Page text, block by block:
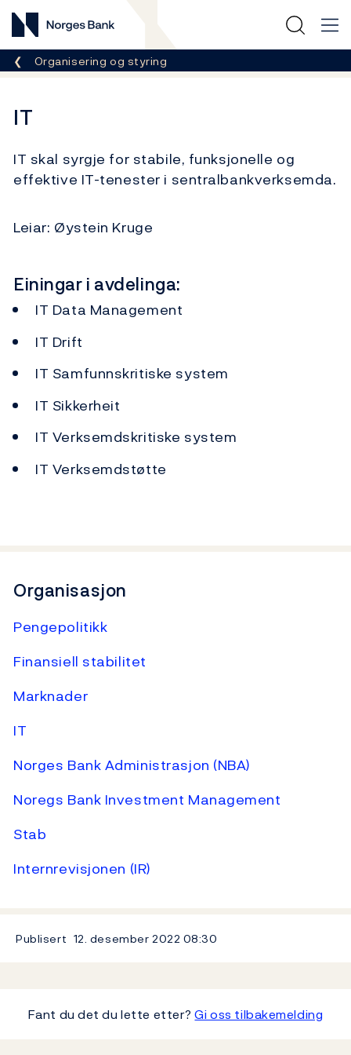
Norges Bank
Her er du nå:
Organisering og styring
IT
IT skal syrgje for stabile, funksjonelle og
effektive IT-tenester i sentralbankverksemda.
Leiar: Øystein Kruge
Einingar i avdelinga:
IT Data Management
IT Drift
IT Samfunnskritiske system
IT Sikkerheit
IT Verksemdskritiske system
IT Verksemdstøtte
Organisasjon
Pengepolitikk
Finansiell stabilitet
Marknader
IT
Norges Bank Administrasjon (NBA)
Noregs Bank Investment Management
Stab
Internrevisjonen (IR)
Publisert 12. desember 2022 08:30
Fant du det du lette etter?Gi oss tilbakemelding